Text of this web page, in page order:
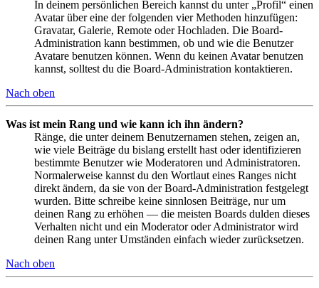
In deinem persönlichen Bereich kannst du unter „Profil“ einen
Avatar über eine der folgenden vier Methoden hinzufügen:
Gravatar, Galerie, Remote oder Hochladen. Die Board-
Administration kann bestimmen, ob und wie die Benutzer
Avatare benutzen können. Wenn du keinen Avatar benutzen
kannst, solltest du die Board-Administration kontaktieren.
Nach oben
Was ist mein Rang und wie kann ich ihn ändern?
Ränge, die unter deinem Benutzernamen stehen, zeigen an,
wie viele Beiträge du bislang erstellt hast oder identifizieren
bestimmte Benutzer wie Moderatoren und Administratoren.
Normalerweise kannst du den Wortlaut eines Ranges nicht
direkt ändern, da sie von der Board-Administration festgelegt
wurden. Bitte schreibe keine sinnlosen Beiträge, nur um
deinen Rang zu erhöhen — die meisten Boards dulden dieses
Verhalten nicht und ein Moderator oder Administrator wird
deinen Rang unter Umständen einfach wieder zurücksetzen.
Nach oben